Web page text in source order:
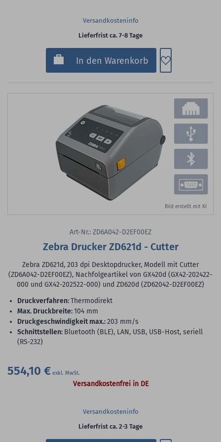
Versandkosteninfo
Lieferfrist ca. 7-8 Tage
In den Warenkorb Zum
Bild erstellt mit KI
Art-Nr.: ZD6A042-D2EF00EZ
Zebra Drucker ZD621d - Cutter
Zebra ZD621d, 203 dpi Desktopdrucker, Modell mit Cutter
(ZD6A042-D2EF00EZ), Nachfolgeartikel von GX420d (GX42-202422-
000 und GX42-202522-000) und ZD620d (ZD62042-D2EF00EZ)
Druckverfahren:Thermodirekt
max. Druckbreite:104 mm
Druckgeschwindigkeit max.:203 mm/s
Schnittstellen: Bluetooth (BLE), LAN, USB, USB-Host, seriell
(RS-232)
554,10 €
Versandkostenfrei in DE
Versandkosteninfo
Lieferfrist ca. 2-3 Tage